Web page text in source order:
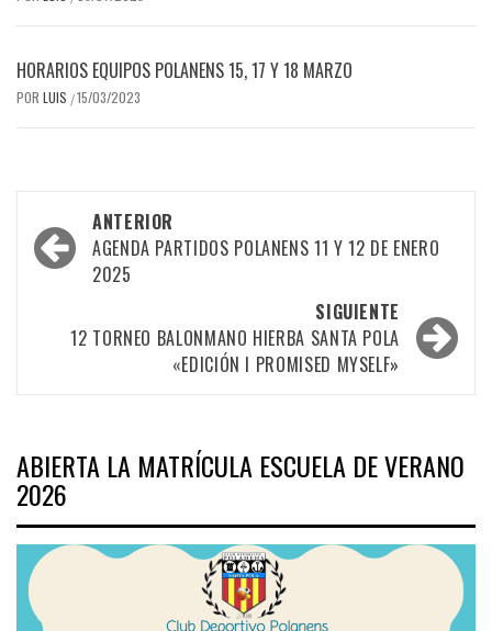
HORARIOS EQUIPOS POLANENS 15, 17 Y 18 MARZO
POR LUIS /15/03/2023
Navegación
por
entradas
ANTERIOR
AGENDA PARTIDOS POLANENS 11 Y 12 DE ENERO
2025
SIGUIENTE
12 TORNEO BALONMANO HIERBA SANTA POLA
«EDICIÓN I PROMISED MYSELF»
ABIERTA LA MATRÍCULA ESCUELA DE VERANO
2026